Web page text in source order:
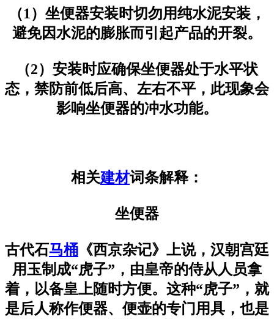
（1）坐便器安装时切勿用纯水泥安装，
避免因水泥的膨胀而引起产品的开裂。
（2）安装时应确保坐便器处于水平状
态，禁防前低后高、左右不平，此现象会
影响坐便器的冲水功能。
相关建材词条解释：
坐便器
古代石马桶 《西京杂记》上说，汉朝宫廷
用玉制成“虎子”，由皇帝的侍从人员拿
着，以备皇上随时方便。这种“虎子”，就
是后人称作便器、便壶的专门用具，也是